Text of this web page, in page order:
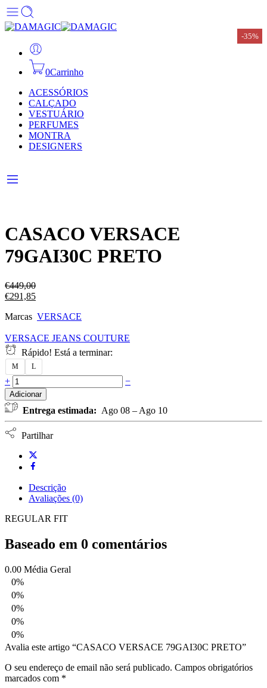
0Carrinho
ACESSÓRIOS
CALÇADO
VESTUÁRIO
PERFUMES
MONTRA
DESIGNERS
CASACO VERSACE
79GAI30C PRETO
€449,00
€291,85
Marcas VERSACE
VERSACE JEANS COUTURE
Rápido! Está a terminar:
M L
+ −
Adicionar
Entrega estimada: Ago 08 – Ago 10
Partilhar
Descrição
Avaliações (0)
REGULAR FIT
Baseado em 0 comentários
0.00 Média Geral
0%
0%
0%
0%
0%
Avalia este artigo “CASACO VERSACE 79GAI30C PRETO”
O seu endereço de email não será publicado. Campos obrigatórios
marcados com *
-35%
-35%
-35%
-35%
-35%
-35%